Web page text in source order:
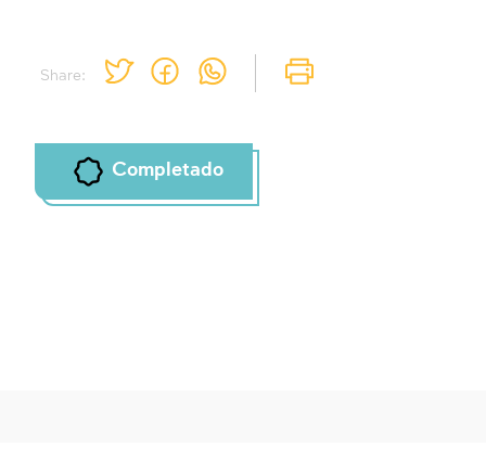
Share:
Completado